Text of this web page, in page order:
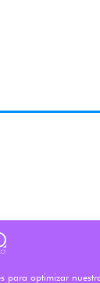
para optimizar